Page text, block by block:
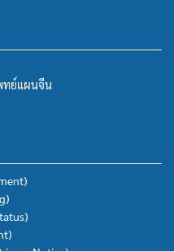
ทย์แผนจีน